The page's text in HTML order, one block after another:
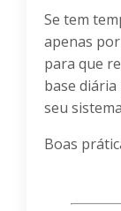
Se tem
apenas
para que
base
seu
Boas